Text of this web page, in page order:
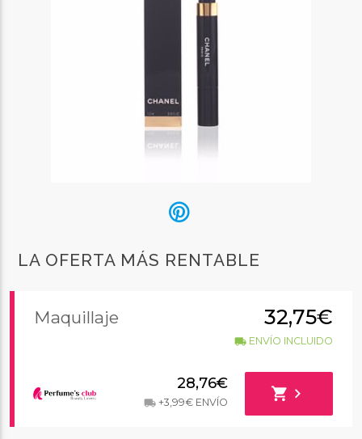
LA OFERTA MÁS RENTABLE
Maquillaje 32,75€
local_shippingENVÍO INCLUIDO
28,76€
local_shipping+3,99€ ENVÍO shopping_cart chevron_right